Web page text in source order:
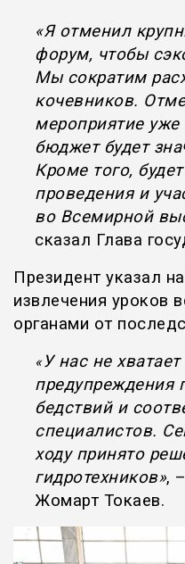
«Я отменил
форум, чтобы
Мы сократим
кочевников.
мероприятие
бюджет будет
Кроме того,
проведения и
во Всемирной
сказал Глава
Президент указал
извлечения уроков
органами от
«У нас не
предупреждения
бедствий и
специалистов.
ходу принято
гидротехников»,
Жомарт Токаев.